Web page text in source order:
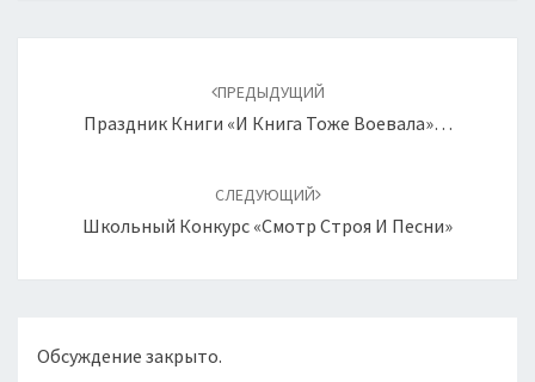
записям
ПРЕДЫДУЩИЙ
Праздник Книги «И Книга Тоже Воевала»…
СЛЕДУЮЩИЙ
Школьный Конкурс «Смотр Строя И Песни»
Обсуждение закрыто.